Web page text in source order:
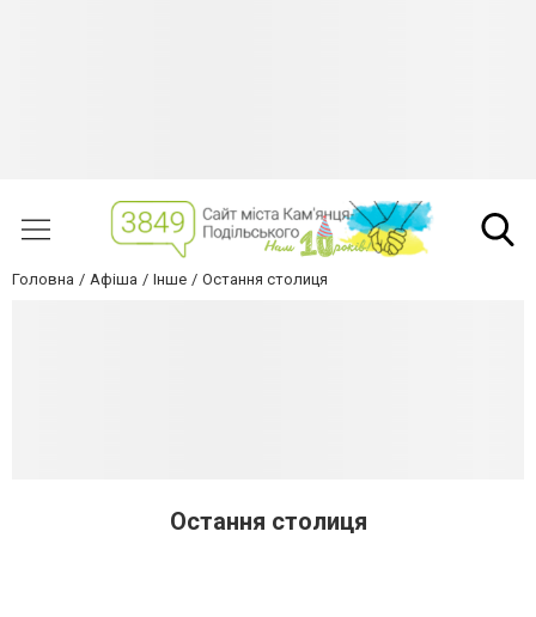
Головна Афіша Інше Остання столиця
Остання столиця